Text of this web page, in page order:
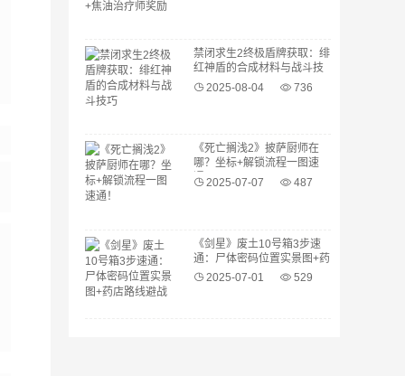
禁闭求生2终极盾牌获取：绯
红神盾的合成材料与战斗技
巧 2025-08-04 736
《死亡搁浅2》披萨厨师在
哪？坐标+解锁流程一图速
通！2025-07-07 487
《剑星》废土10号箱3步速
通：尸体密码位置实景图+药
店路线避战指南
2025-07-01 529